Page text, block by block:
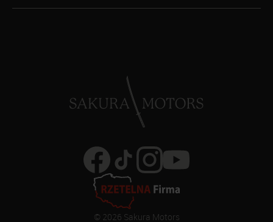
© 2026 Sakura Motors